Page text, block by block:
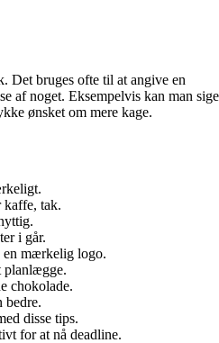
Det bruges ofte til at angive en
af noget. Eksempelvis kan man sige
ønsket om mere kage.
kaffe, tak.
i går.
en mærkelig logo.
planlægge.
chokolade.
bedre.
disse tips.
for at nå deadline.